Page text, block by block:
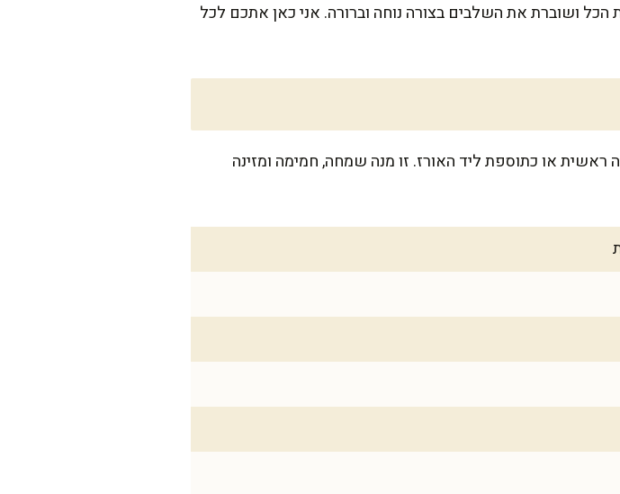
ושוברת את השלבים בצורה נוחה וברורה. אני כאן אתכם לכל
מוגש כמנה ראשית או כתוספת ליד האורז. זו מנה שמחה, חמימה ומזינה